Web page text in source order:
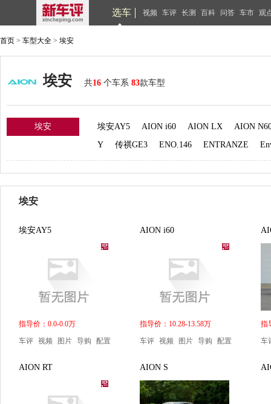
选车 视频 车评 长测 百科 问答 车市 观
首页 > 车型大全 > 埃安
埃安 共16 个车系 83款车型
埃安 埃安AY5 AION i60 AION LX
AION
Y
传祺GE3 ENO.146 ENTRANZE
埃安
埃安AY5
指导价：0.0-0.0万
车评 视频 图片 导购 配置
AION i60
指导价：10.28-13.58万
车评 视频 图片 导购 配置
指
车
AION RT AION S